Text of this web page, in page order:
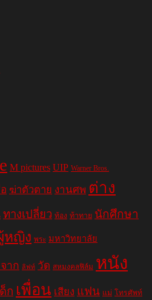
M pictures UIP Warner Bros.
ฆ่าตัวตาย งานศพ ต่าง
ทางเปลี่ยว ท้อง ท้าทาย นักศึกษา
หญิง พระ มหาวิทยาลัย
าก ลิฟท์ วัด สหมงคลฟิล์ม หนัง
ก เพื่อน เสียง แฟน แม่ โทรศัพท์